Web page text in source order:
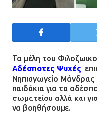
Τα μέλη του
Αδέσποτες Ψυχές
Νηπιαγωγείο Μάνδρας
παιδάκια για τα
σωματείου αλλά και
να βοηθήσουμε.